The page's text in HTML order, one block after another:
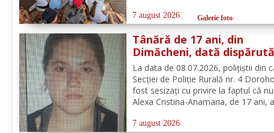
Botoșani, au avut parte de o
interactivă despre prevenirea
urgență și...
7 august 2026 Galerie foto
Tânără de 17 ani, din
Dimăcheni, dată dispărută
după ce a plecat voluntar
acasă și nu a mai revenit
La data de 08.07.2026, polițiștii din
Secției de Poliție Rurală nr. 4
fost sesizați cu privire la faptul că
Alexa Cristina-Anamaria, de 17 ani, a
din satul și comuna Dimăcheni,
7 august 2026